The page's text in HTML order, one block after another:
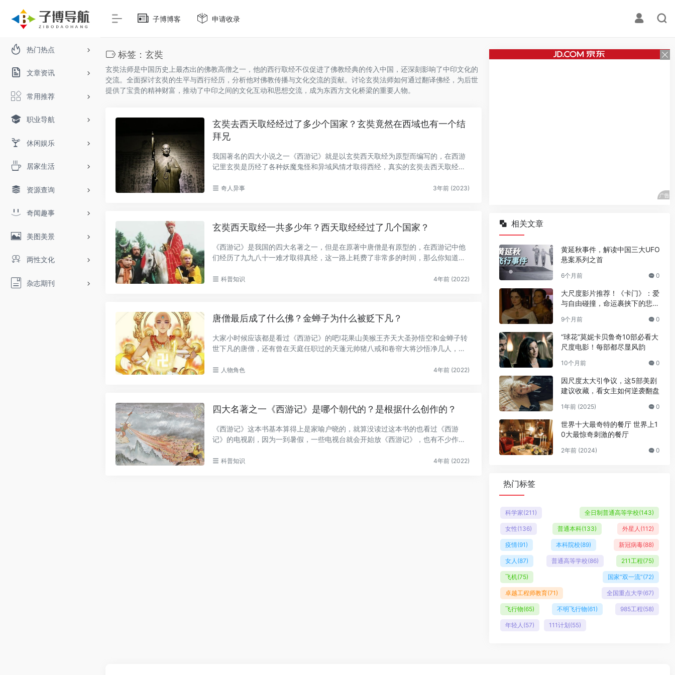
热门热点
文章资讯
常用推荐
职业导航
休闲娱乐
居家生活
资源查询
奇闻趣事
美图美景
两性文化
杂志期刊
子博博客 申请收录
标签：玄奘
玄奘法师是中国历史上最杰出的佛教高僧之一，他的西行取经不仅促进了佛教经典的传入中国，还深刻影响了中印文化的
交流。全面探讨玄奘的生平与西行经历，分析他对佛教传播与文化交流的贡献。讨论玄奘法师如何通过翻译佛经，为后世
提供了宝贵的精神财富，推动了中印之间的文化互动和思想交流，成为东西方文化桥梁的重要人物。
玄奘去西天取经经过了多少个国家？玄奘竟然在西域也有一个结
拜兄
我国著名的四大小说之一《西游记》就是以玄奘西天取经为原型而编写的，在西游
记里玄奘是历经了各种妖魔鬼怪和异域风情才取得西经，真实的玄奘去西天取经经
奇人异事 3年前 (2023)
玄奘西天取经一共多少年？西天取经经过了几个国家？
《西游记》是我国的四大名著之一，但是在原著中唐僧是有原型的，在西游记中他
们经历了九九八十一难才取得真经，这一路上耗费了非常多的时间，那么你知道玄
科普知识 4年前 (2022)
唐僧最后成了什么佛？金蝉子为什么被贬下凡？
大家小时候应该都是看过《西游记》的吧!花果山美猴王齐天大圣孙悟空和金蝉子转
世下凡的唐僧，还有曾在天庭任职过的天蓬元帅猪八戒和卷帘大将沙悟净几人，而
人物角色 4年前 (2022)
四大名著之一《西游记》是哪个朝代的？是根据什么创作的？
《西游记》这本书基本算得上是家喻户晓的，就算没读过这本书的也看过《西游
记》的电视剧，因为一到暑假，一些电视台就会开始放《西游记》，也有不少作者
科普知识 4年前 (2022)
相关文章
黄延秋事件，解读中国三大UFO
悬案系列之首
6个月前 0
大尺度影片推荐！《卡门》：爱
与自由碰撞，命运裹挟下的悲剧
9个月前 0
“球花”莫妮卡贝鲁奇10部必看大
尺度电影！每部都尽显风韵
10个月前 0
因尺度太大引争议，这5部美剧
建议收藏，看女主如何逆袭翻盘
1年前 (2025) 0
世界十大最奇特的餐厅 世界上1
0大最惊奇刺激的餐厅
2年前 (2024) 0
热门标签
科学家(211) 全日制普通高等学校(143)
女性(136) 普通本科(133) 外星人 (112)
疫情(91) 本科院校(89) 新冠病毒(88)
女人 (87) 普通高等学校(86) 211工程(75)
飞机(75) 国家“双一流”(72)
卓越工程师教育(71) 全国重点大学(67)
飞行物(65) 不明飞行物(61) 985工程(58)
年轻人 (57) 111计划(55)